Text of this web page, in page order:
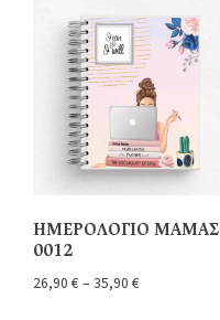
ΗΜΕΡΟΛΟΓΙΟ ΜΑΜΑΣ
0012
26,90 € – 35,90 €